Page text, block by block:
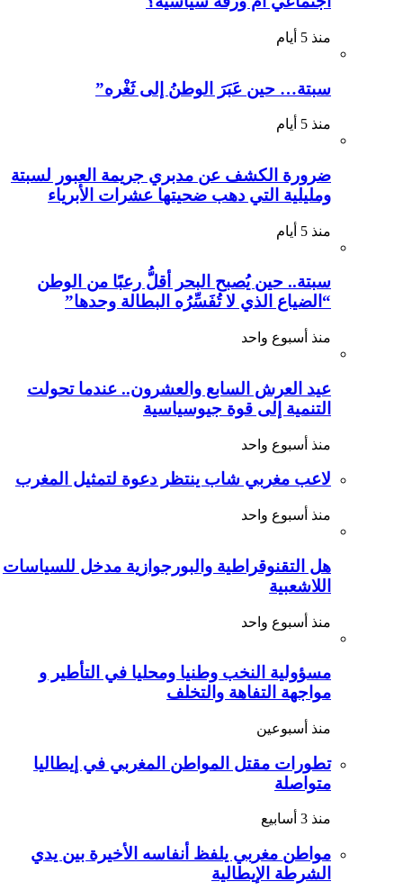
منذ 5 أيام
سبتة… حين عَبَرَ الوطنُ إلى ثَغْره”
منذ 5 أيام
ضرورة الكشف عن مدبري جريمة العبور لسبتة
ومليلية التي دهب ضحيتها عشرات الأبرياء
منذ 5 أيام
سبتة.. حين يُصبح البحر أقلُّ رعبًا من الوطن
“الضياع الذي لا تُفَسِّرُه البطالة وحدها”
منذ أسبوع واحد
عيد العرش السابع والعشرون.. عندما تحولت
التنمية إلى قوة جيوسياسية
منذ أسبوع واحد
لاعب مغربي شاب ينتظر دعوة لتمثيل المغرب
منذ أسبوع واحد
هل التقنوقراطية والبورجوازية مدخل للسياسات
اللاشعبية
منذ أسبوع واحد
مسؤولية النخب وطنيا ومحليا في التأطير و
مواجهة التفاهة والتخلف
منذ أسبوعين
تطورات مقتل المواطن المغربي في إيطاليا
متواصلة
منذ 3 أسابيع
مواطن مغربي يلفظ أنفاسه الأخيرة بين يدي
الشرطة الإيطالية